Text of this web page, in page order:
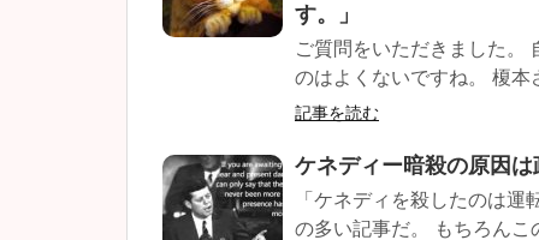
す。」
ご質問をいただきました。
のはよくないですね。 榎
記事を読む
ケネディー暗殺の原因
「ケネディを殺したのは
の多い記事だ。 もちろん